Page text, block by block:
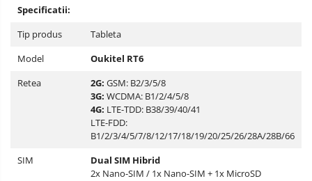
Specificatii:
Tip produs
Tableta
Model
Oukitel RT6
Retea
2G: GSM: B2/3/5/8
3G: WCDMA: B1/2/4/5/8
4G: LTE-TDD: B38/39/40/41
LTE-FDD:
B1/2/3/4/5/7/8/12/17/18/19/20/25/26/28A/28B/66
SIM
Dual SIM Hibrid
2x Nano-SIM / 1x Nano-SIM + 1x MicroSD